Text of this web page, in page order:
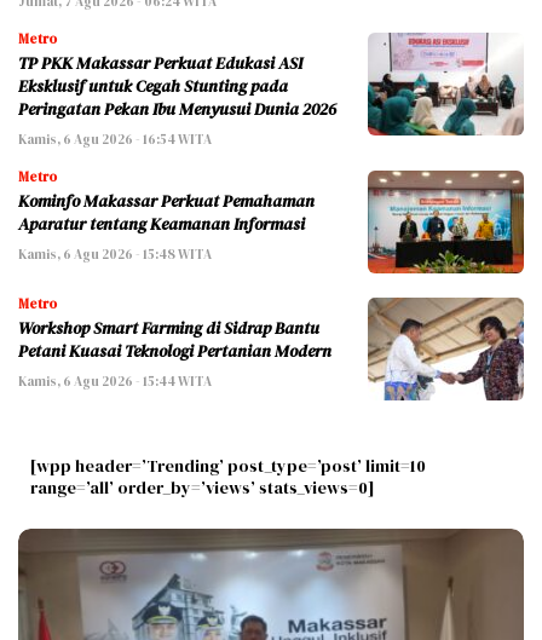
Metro
TP PKK Makassar Perkuat Edukasi ASI
Eksklusif untuk Cegah Stunting pada
Peringatan Pekan Ibu Menyusui Dunia 2026
Kamis, 6 Agu 2026 - 16:54 WITA
Metro
Kominfo Makassar Perkuat Pemahaman
Aparatur tentang Keamanan Informasi
Kamis, 6 Agu 2026 - 15:48 WITA
Metro
Workshop Smart Farming di Sidrap Bantu
Petani Kuasai Teknologi Pertanian Modern
Kamis, 6 Agu 2026 - 15:44 WITA
[wpp header=’Trending’ post_type=’post’ limit=10
range=’all’ order_by=’views’ stats_views=0]